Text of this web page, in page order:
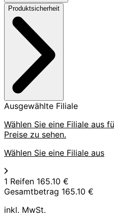
Produktsicherheit
Ausgewählte Filiale
Wählen Sie eine Filiale aus
Preise zu sehen.
Wählen Sie eine Filiale aus
1 Reifen 165.10 €
Gesamtbetrag 165.10 €
inkl. MwSt.